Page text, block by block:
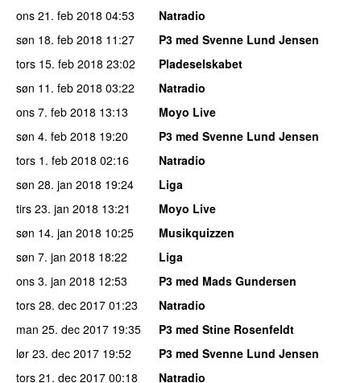
ons 21. feb 2018 04:53
Natradio
søn 18. feb 2018 11:27
P3 med Svenne Lund Jensen
tors 15. feb 2018 23:02
Pladeselskabet
søn 11. feb 2018 03:22
Natradio
ons 7. feb 2018 13:13
Moyo Live
søn 4. feb 2018 19:20
P3 med Svenne Lund Jensen
tors 1. feb 2018 02:16
Natradio
søn 28. jan 2018 19:24
Liga
tirs 23. jan 2018 13:21
Moyo Live
søn 14. jan 2018 10:25
Musikquizzen
søn 7. jan 2018 18:22
Liga
ons 3. jan 2018 12:53
P3 med Mads Gundersen
tors 28. dec 2017 01:23
Natradio
man 25. dec 2017 19:35
P3 med Stine Rosenfeldt
lør 23. dec 2017 19:52
P3 med Svenne Lund Jensen
tors 21. dec 2017 00:18 Natradio